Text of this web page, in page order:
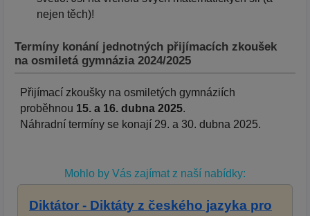
nejen těch)!
Termíny konání jednotných přijímacích zkoušek
na osmiletá gymnázia 2024/2025
Přijímací zkoušky na osmiletých gymnáziích
proběhnou 15. a 16. dubna 2025.
Náhradní termíny se konají 29. a 30. dubna 2025.
Mohlo by Vás zajímat z naší nabídky:
Diktátor - Diktáty z českého jazyka pro